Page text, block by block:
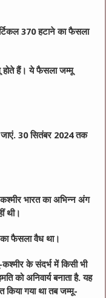
370 हटाने का फैसला
होते हैं। ये फैसला जम्मू
30 सितंबर 2024 तक
भारत का अभिन्न अंग
थी।
फैसला वैध था।
के संदर्भ में किसी भी
को अनिवार्य बनाता है. यह
गया था तब जम्मू-